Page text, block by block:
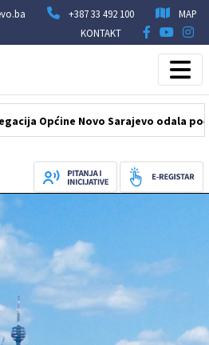
+387 33 492 100
MAP
KONTAKT
Novo Sarajevo odala počast